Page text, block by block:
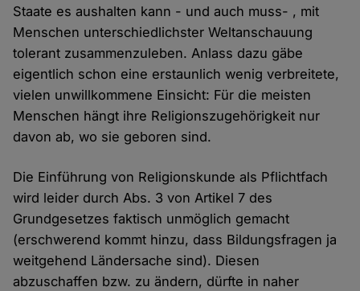
Staate es aushalten kann - und auch muss- , mit
Menschen unterschiedlichster Weltanschauung
tolerant zusammenzuleben. Anlass dazu gäbe
eigentlich schon eine erstaunlich wenig verbreitete,
vielen unwillkommene Einsicht: Für die meisten
Menschen hängt ihre Religionszugehörigkeit nur
davon ab, wo sie geboren sind.
Die Einführung von Religionskunde als Pflichtfach
wird leider durch Abs. 3 von Artikel 7 des
Grundgesetzes faktisch unmöglich gemacht
(erschwerend kommt hinzu, dass Bildungsfragen ja
weitgehend Ländersache sind). Diesen
abzuschaffen bzw. zu ändern, dürfte in naher